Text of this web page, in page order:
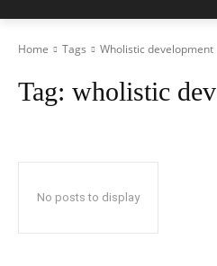
Home Tags Wholistic development
Tag: wholistic
No posts to display